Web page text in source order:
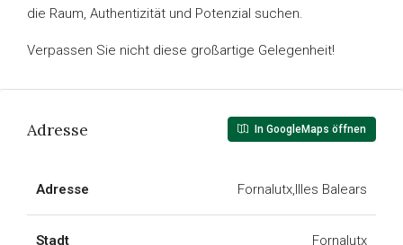
die Raum, Authentizität und Potenzial suchen.
Verpassen Sie nicht diese großartige Gelegenheit!
Adresse In GoogleMaps öffnen
Adresse Fornalutx,Illes Balears
Stadt Fornalutx